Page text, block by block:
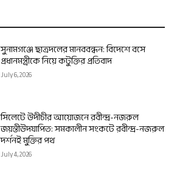
সুনামগঞ্জে ছাত্রদলের মানববন্ধন: বিদেশে বসে
প্রধানমন্ত্রীকে নিয়ে কটুক্তির প্রতিবাদ
July 6, 2026
সিলেটে উদীচীর আয়োজনে রবীন্দ্র-নজরুল
জয়ন্তীউদযাপিত: সমকালীন সংকটে রবীন্দ্র-নজরুল
দর্শনই মুক্তির পথ
July 4, 2026